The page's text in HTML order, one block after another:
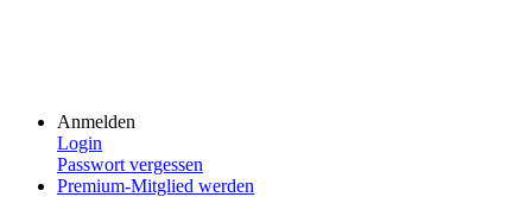
Anmelden
Login
Passwort vergessen
Premium-Mitglied werden